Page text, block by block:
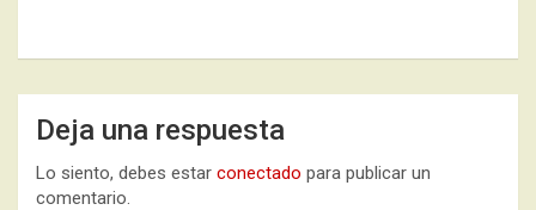
Deja una respuesta
Lo siento, debes estar conectado para publicar un
comentario.